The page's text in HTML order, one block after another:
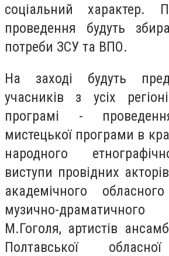
соціальний характер.
проведення будуть
потреби ЗСУ та ВПО.
На заході будуть
учасників з усіх
програмі -
мистецької програми в
народного
виступи провідних
академічного
музично-
М.Гоголя, артистів
Полтавської